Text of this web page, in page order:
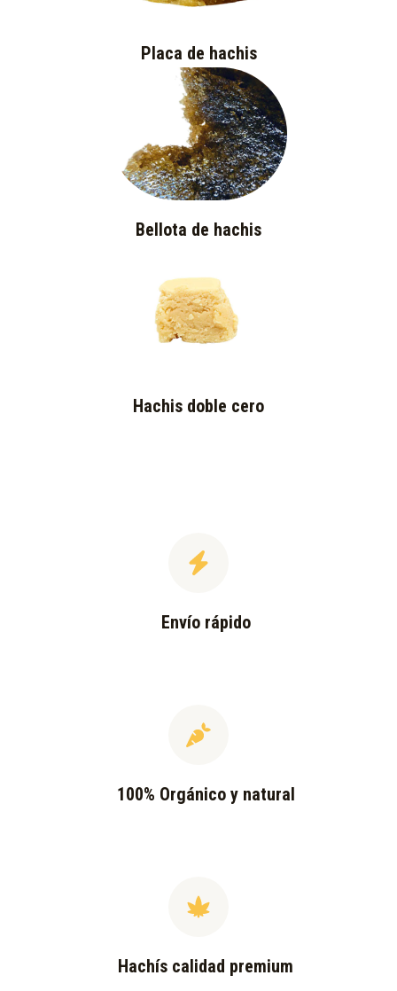
Placa de hachis
Bellota de hachis
Hachis doble cero
Envío rápido
100% Orgánico y natural
Hachís calidad premium